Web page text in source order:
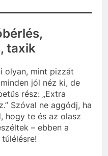
taxik
olyan, mint pizzát
jól néz ki, de
rész: „Extra
Szóval ne aggódj, ha
hogy te és az olasz
– ebben a